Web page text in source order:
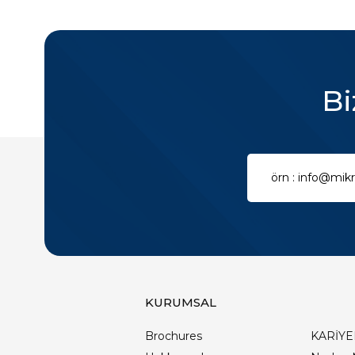
KURUMSAL
Brochures